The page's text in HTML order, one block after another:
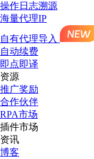
操作日志溯源
海量代理IP
自有代理导入
自动续费
即点即译
资源
推广奖励
合作伙伴
RPA市场
插件市场
资讯
博客